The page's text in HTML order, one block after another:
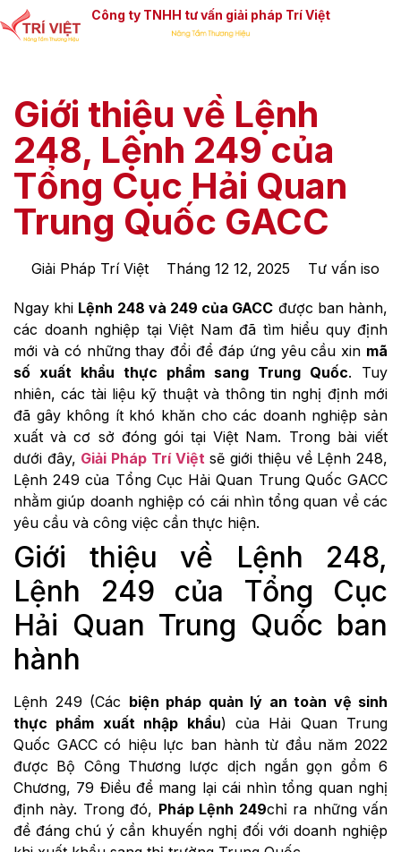
Công ty TNHH tư vấn giải pháp Trí Việt
Giới thiệu về Lệnh
248, Lệnh 249 của
Tổng Cục Hải Quan
Trung Quốc GACC
Giải Pháp Trí Việt Tháng 12 12, 2025 Tư vấn iso
Ngay khi Lệnh 248 và 249 của GACC được ban hành,
các doanh nghiệp tại Việt Nam đã tìm hiểu quy định
mới và có những thay đổi để đáp ứng yêu cầu xin mã
số xuất khẩu thực phẩm sang Trung Quốc. Tuy
nhiên, các tài liệu kỹ thuật và thông tin nghị định mới
đã gây không ít khó khăn cho các doanh nghiệp sản
xuất và cơ sở đóng gói tại Việt Nam. Trong bài viết
dưới đây, Giải Pháp Trí Việtsẽ giới thiệu về Lệnh 248,
Lệnh 249 của Tổng Cục Hải Quan Trung Quốc GACC
nhằm giúp doanh nghiệp có cái nhìn tổng quan về các
yêu cầu và công việc cần thực hiện.
Giới thiệu về Lệnh 248,
Lệnh 249 của Tổng Cục
Hải Quan Trung Quốc ban
hành
Lệnh 249 (Các biện pháp quản lý an toàn vệ sinh
thực phẩm xuất nhập khẩu) của Hải Quan Trung
Quốc GACC có hiệu lực ban hành từ đầu năm 2022
được Bộ Công Thương lược dịch ngắn gọn gồm 6
Chương, 79 Điều để mang lại cái nhìn tổng quan nghị
định này. Trong đó, Pháp Lệnh 249chỉ ra những vấn
đề đáng chú ý cần khuyến nghị đối với doanh nghiệp